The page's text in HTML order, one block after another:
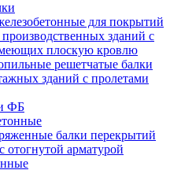
для покрытий
зданий с
плоскую кровлю
решетчатые балки
зданий с пролетами
ФБ
балки перекрытий
арматурой